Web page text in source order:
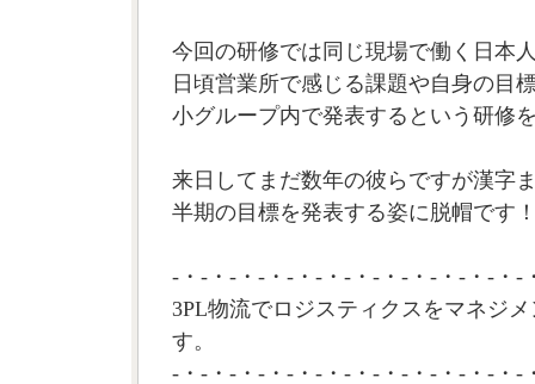
今回の研修では同じ現場で働く日本
日頃営業所で感じる課題や自身の目
小グループ内で発表するという研修
来日してまだ数年の彼らですが漢字
半期の目標を発表する姿に脱帽です
-・-・-・-・-・-・-・-・-・-・-・-・-
3PL物流でロジスティクスをマネジ
す。
-・-・-・-・-・-・-・-・-・-・-・-・-